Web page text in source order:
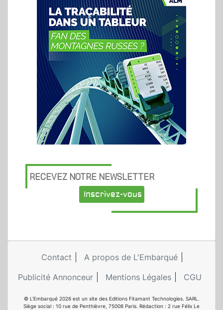
RECEVEZ NOTRE NEWSLETTER
Inscrivez-vous
Contact
A propos de L'Embarqué
Publicité Annonceur
Mentions Légales CGU
© L'Embarqué 2026 est un site des Editions Fitamant Technologies. SARL.
Siège social : 10 rue de Penthièvre, 75008 Paris. Rédaction : 2 rue Félix Le